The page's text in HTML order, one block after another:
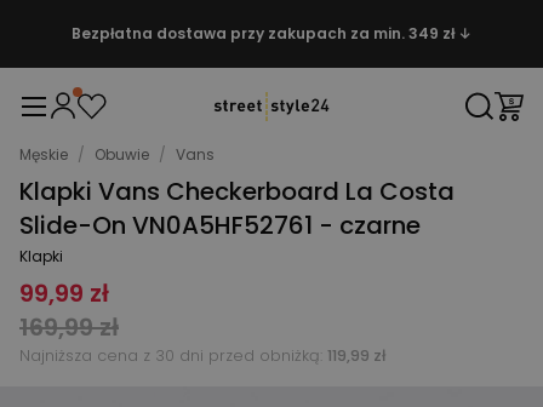
Bezpłatna dostawa przy zakupach za min. 349 zł ↓
Męskie / Obuwie / Vans
Klapki Vans Checkerboard La Costa
Slide-On VN0A5HF52761 - czarne
Klapki
99,99 zł
169,99 zł
Najniższa cena z 30 dni przed obniżką: 119,99 zł